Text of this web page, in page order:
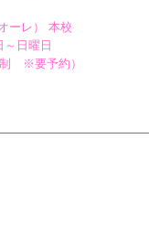
ーレ） 本校
日曜日
制 ※要予約）